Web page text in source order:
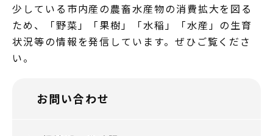
少している市内産の農畜水産物の消費拡大を図る
ため、「野菜」「果樹」「水稲」「水産」の生育
状況等の情報を発信しています。ぜひご覧くださ
い。
お問い合わせ